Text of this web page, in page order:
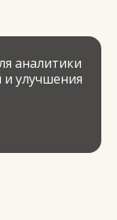
аналитики
улучшения